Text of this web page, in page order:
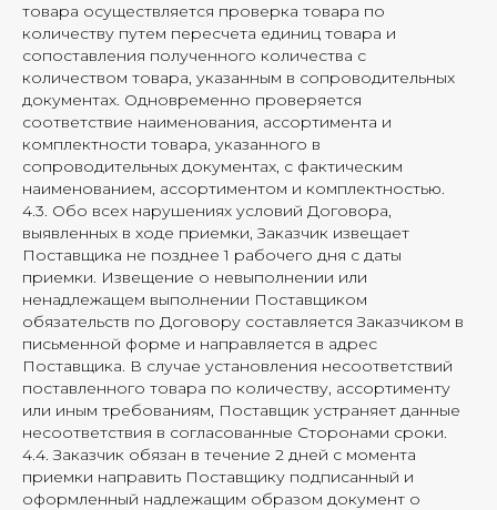
товара осуществляется проверка товара по
количеству путем пересчета единиц товара и
сопоставления полученного количества с
количеством товара, указанным в сопроводительных
документах. Одновременно проверяется
соответствие наименования, ассортимента и
комплектности товара, указанного в
сопроводительных документах, с фактическим
наименованием, ассортиментом и комплектностью.
4.3. Обо всех нарушениях условий Договора,
выявленных в ходе приемки, Заказчик извещает
Поставщика не позднее 1 рабочего дня с даты
приемки. Извещение о невыполнении или
ненадлежащем выполнении Поставщиком
обязательств по Договору составляется Заказчиком в
письменной форме и направляется в адрес
Поставщика. В случае установления несоответствий
поставленного товара по количеству, ассортименту
или иным требованиям, Поставщик устраняет данные
несоответствия в согласованные Сторонами сроки.
4.4. Заказчик обязан в течение 2 дней с момента
приемки направить Поставщику подписанный и
оформленный надлежащим образом документ о